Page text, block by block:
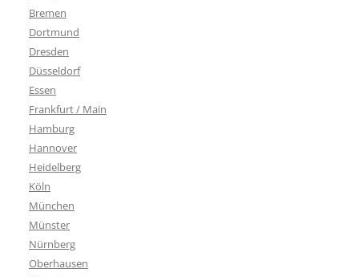
Bremen
Dortmund
Dresden
Düsseldorf
Essen
Frankfurt / Main
Hamburg
Hannover
Heidelberg
Köln
München
Münster
Nürnberg
Oberhausen